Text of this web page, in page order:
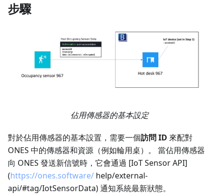
步驟
佔用傳感器的基本設定
對於佔用傳感器的基本設置，需要一個訪問 ID 來配對
ONES 中的傳感器和資源（例如輪用桌）。 當佔用傳感器
向 ONES 發送新信號時，它會通過 [IoT Sensor API]
(https://ones.software/ help/external-
api/#tag/IotSensorData) 通知系統最新狀態。